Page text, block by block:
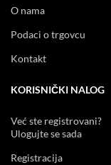
O nama
Podaci o trgovcu
Kontakt
KORISNIČKI NALOG
Već ste registrovani?
Ulogujte se sada
Registracija